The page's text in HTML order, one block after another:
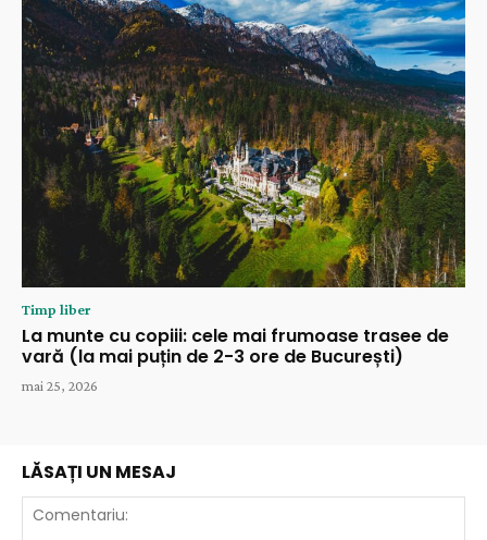
Timp liber
La munte cu copiii: cele mai frumoase trasee de
vară (la mai puțin de 2-3 ore de București)
mai 25, 2026
LĂSAȚI UN MESAJ